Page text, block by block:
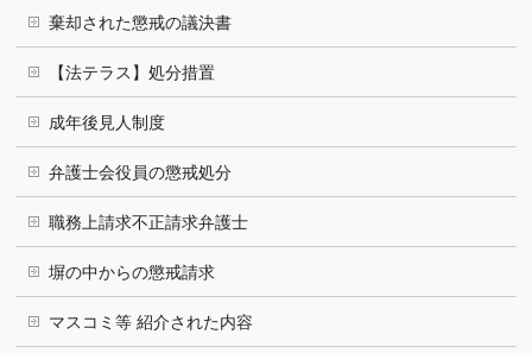
棄却された懲戒の議決書
【法テラス】処分措置
成年後見人制度
弁護士会役員の懲戒処分
職務上請求不正請求弁護士
塀の中からの懲戒請求
マスコミ等 紹介された内容